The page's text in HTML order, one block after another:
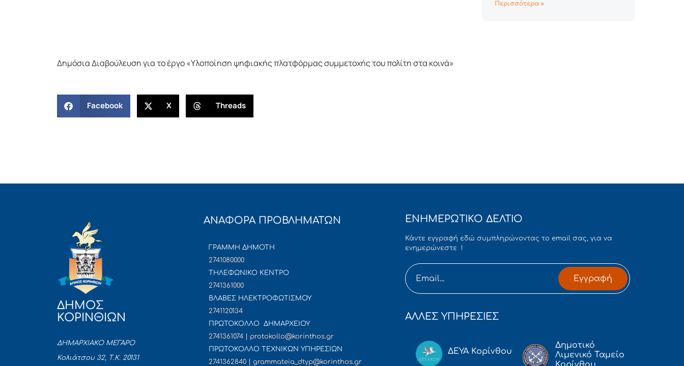
Περισσότερα »
Δημόσια Διαβούλευση για το έργο «Υλοποίηση ψηφιακής πλατφόρμας συμμετοχής του πολίτη στα κοινά»
Facebook X Threads
ΔΗΜΟΣ
ΚΟΡΙΝΘΙΩΝ
ΔΗΜΑΡΧΙΑΚΟ ΜΕΓΑΡΟ
Κολιάτσου 32, Τ.Κ. 20131
ΑΝΑΦΟΡΑ ΠΡΟΒΛΗΜΑΤΩΝ
ΓΡΑΜΜΗ ΔΗΜΟΤΗ
2741080000
ΤΗΛΕΦΩΝΙΚΟ ΚΕΝΤΡΟ
2741361000
ΒΛΑΒΕΣ ΗΛΕΚΤΡΟΦΩΤΙΣΜΟΥ
2741120134
ΠΡΩΤΟΚΟΛΛΟ ΔΗΜΑΡΧΕΙΟΥ
2741361074 | protokollo@korinthos.gr
ΠΡΩΤΟΚΟΛΛΟ ΤΕΧΝΙΚΩΝ ΥΠΗΡΕΣΙΩΝ
2741362840 | grammateia_dtyp@korinthos.gr
ΕΝΗΜΕΡΩΤΙΚΟ ΔΕΛΤΙΟ
Κάντε εγγραφή εδώ συμπληρώνοντας το email σας, για να
ενημερώνεστε !
Εγγραφή
ΑΛΛΕΣ ΥΠΗΡΕΣΙΕΣ
ΔΕΥΑ Κορίνθου
Δημοτικό
Λιμενικό Ταμείο